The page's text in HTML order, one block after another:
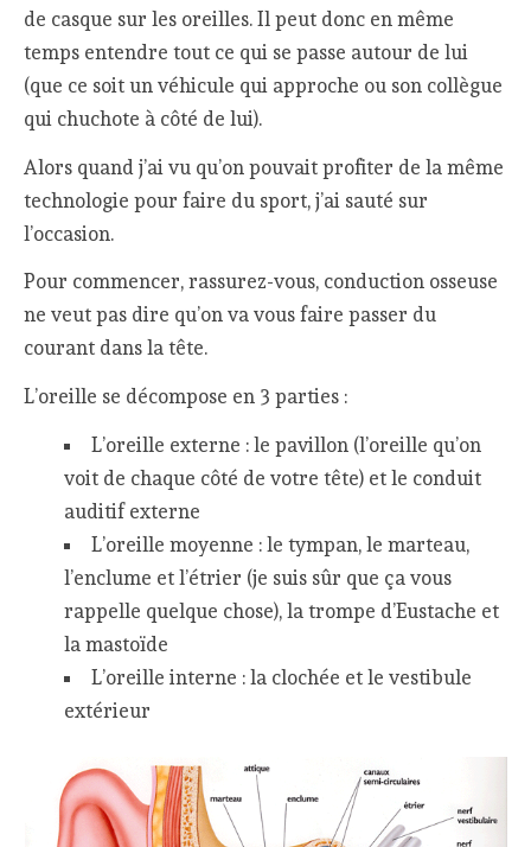
de casque sur les oreilles. Il peut donc en même
temps entendre tout ce qui se passe autour de lui
(que ce soit un véhicule qui approche ou son collègue
qui chuchote à côté de lui).
Alors quand j’ai vu qu’on pouvait profiter de la même
technologie pour faire du sport, j’ai sauté sur
l’occasion.
Pour commencer, rassurez-vous, conduction osseuse
ne veut pas dire qu’on va vous faire passer du
courant dans la tête.
L’oreille se décompose en 3 parties :
L’oreille externe : le pavillon (l’oreille qu’on
voit de chaque côté de votre tête) et le conduit
auditif externe
L’oreille moyenne : le tympan, le marteau,
l’enclume et l’étrier (je suis sûr que ça vous
rappelle quelque chose), la trompe d’Eustache et
la mastoïde
L’oreille interne : la clochée et le vestibule
extérieur